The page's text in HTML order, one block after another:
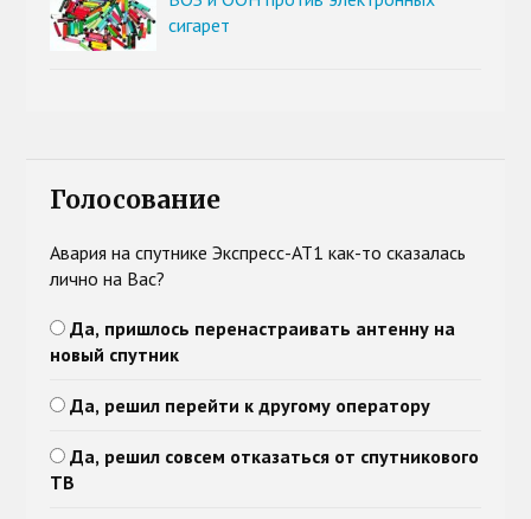
сигарет
Голосование
Авария на спутнике Экспресс-АТ1 как-то сказалась
лично на Вас?
Да, пришлось перенастраивать антенну на
новый спутник
Да, решил перейти к другому оператору
Да, решил совсем отказаться от спутникового
ТВ